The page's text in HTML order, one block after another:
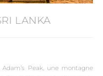
LANKA
Peak, une montagne